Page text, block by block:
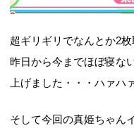
超ギリギリでなんとか2
昨日から今までほぼ寝な
上げました・・・ハァハ
そして今回の真姫ちゃん